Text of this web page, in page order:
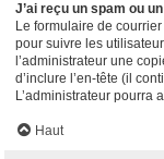
J’ai reçu un spam ou
Le formulaire de
pour suivre les
l’administrateur une
d’inclure l’en-tête (il
L’administrateur pourra
Haut